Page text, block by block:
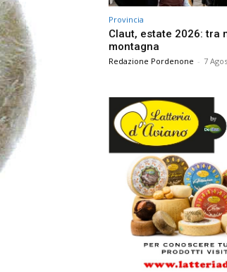
Provincia
Claut, estate 2026: tra
montagna
Redazione Pordenone - 7